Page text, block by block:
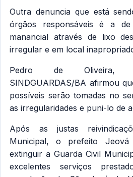
Outra denuncia que está
órgãos responsáveis é a de
manancial através de lixo
irregular e em local
Pedro de Oliveira,
SINDGUARDAS/BA afirmou
possíveis serão tomadas no
as irregularidades e puni-lo de
Após as justas
Municipal, o prefeito Jeová
extinguir a Guarda Civil
excelentes serviços